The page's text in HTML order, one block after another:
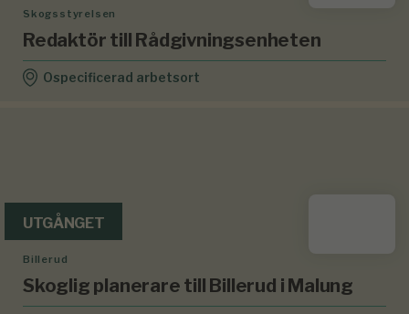
Skogsstyrelsen
Redaktör till Rådgivningsenheten
Ospecificerad arbetsort
UTGÅNGET
Billerud
Skoglig planerare till Billerud i Malung